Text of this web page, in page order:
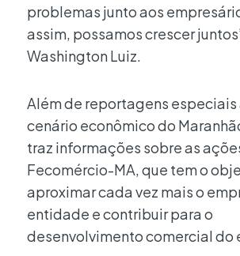
problemas junto aos
assim, possamos crescer
Washington Luiz.
Além de reportagens especiais
cenário econômico do
traz informações sobre as
Fecomércio-MA, que tem o
aproximar cada vez mais o
entidade e contribuir para o
desenvolvimento comercial do